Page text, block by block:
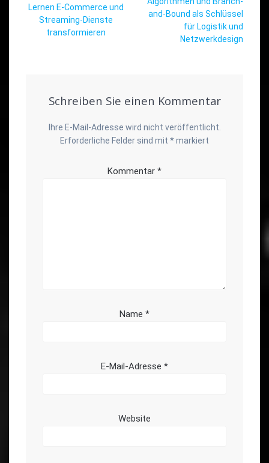
Lernen E-Commerce und
Streaming-Dienste
transformieren
and-Bound als Schlüssel
für Logistik und
Netzwerkdesign
Schreiben Sie einen Kommentar
Ihre E-Mail-Adresse wird nicht veröffentlicht.
Erforderliche Felder sind mit *markiert
Kommentar *
Name *
E-Mail-Adresse *
Website